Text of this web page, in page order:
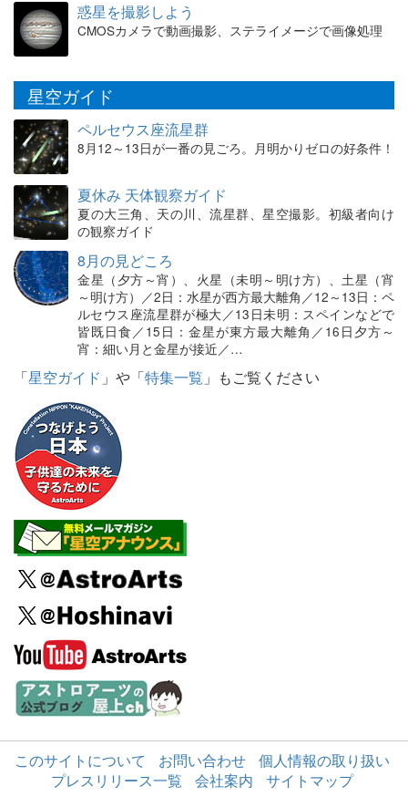
惑星を撮影しよう
CMOSカメラで動画撮影、ステライメージで画像処理
星空ガイド
ペルセウス座流星群
8月12～13日が一番の見ごろ。月明かりゼロの好条件！
夏休み 天体観察ガイド
夏の大三角、天の川、流星群、星空撮影。初級者向け
の観察ガイド
8月の見どころ
金星（夕方～宵）、火星（未明～明け方）、土星（宵
～明け方）／2日：水星が西方最大離角／12～13日：ペ
ルセウス座流星群が極大／13日未明：スペインなどで
皆既日食／15日：金星が東方最大離角／16日夕方～
宵：細い月と金星が接近／…
「星空ガイド 」や「特集一覧 」もご覧ください
このサイトについて お問い合わせ
個人情報の取り扱い
プレスリリース一覧
会社案内 サイトマップ